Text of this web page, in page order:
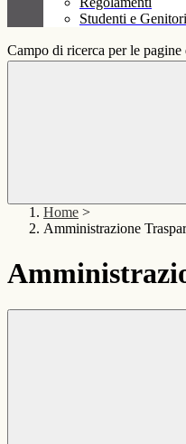
Studenti e Genitori
Campo di ricerca per le pagine
Home >
Amministrazione